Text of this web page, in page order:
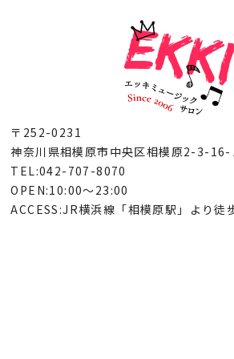
〒252-0231
神奈川県相模原市中央区相模原2-3-16-
TEL:042-707-8070
OPEN:10:00～23:00
ACCESS:JR横浜線「相模原駅」より徒